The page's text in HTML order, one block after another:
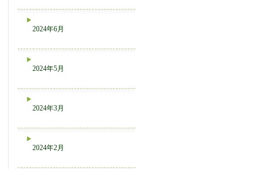
2024年6月
2024年5月
2024年3月
2024年2月